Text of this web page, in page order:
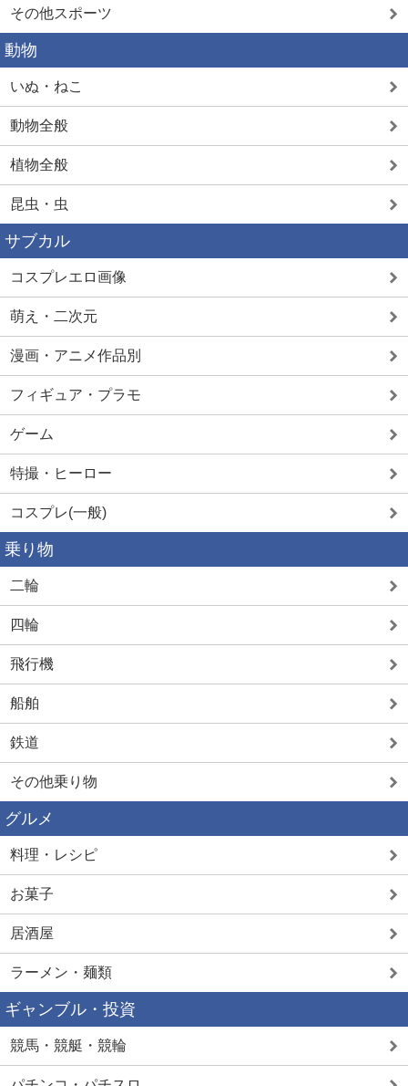
その他スポーツ
動物
いぬ・ねこ
動物全般
植物全般
昆虫・虫
サブカル
コスプレエロ画像
萌え・二次元
漫画・アニメ作品別
フィギュア・プラモ
ゲーム
特撮・ヒーロー
コスプレ(一般)
乗り物
二輪
四輪
飛行機
船舶
鉄道
その他乗り物
グルメ
料理・レシピ
お菓子
居酒屋
ラーメン・麺類
ギャンブル・投資
競馬・競艇・競輪